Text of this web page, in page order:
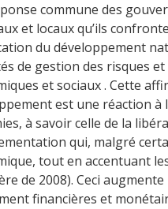
commune des
et locaux qu’ils
du développement
de gestion des risques
et sociaux . Cette
est une réaction
à savoir celle de la
qui, malgré
tout en accentuant
de 2008). Ceci
financières et